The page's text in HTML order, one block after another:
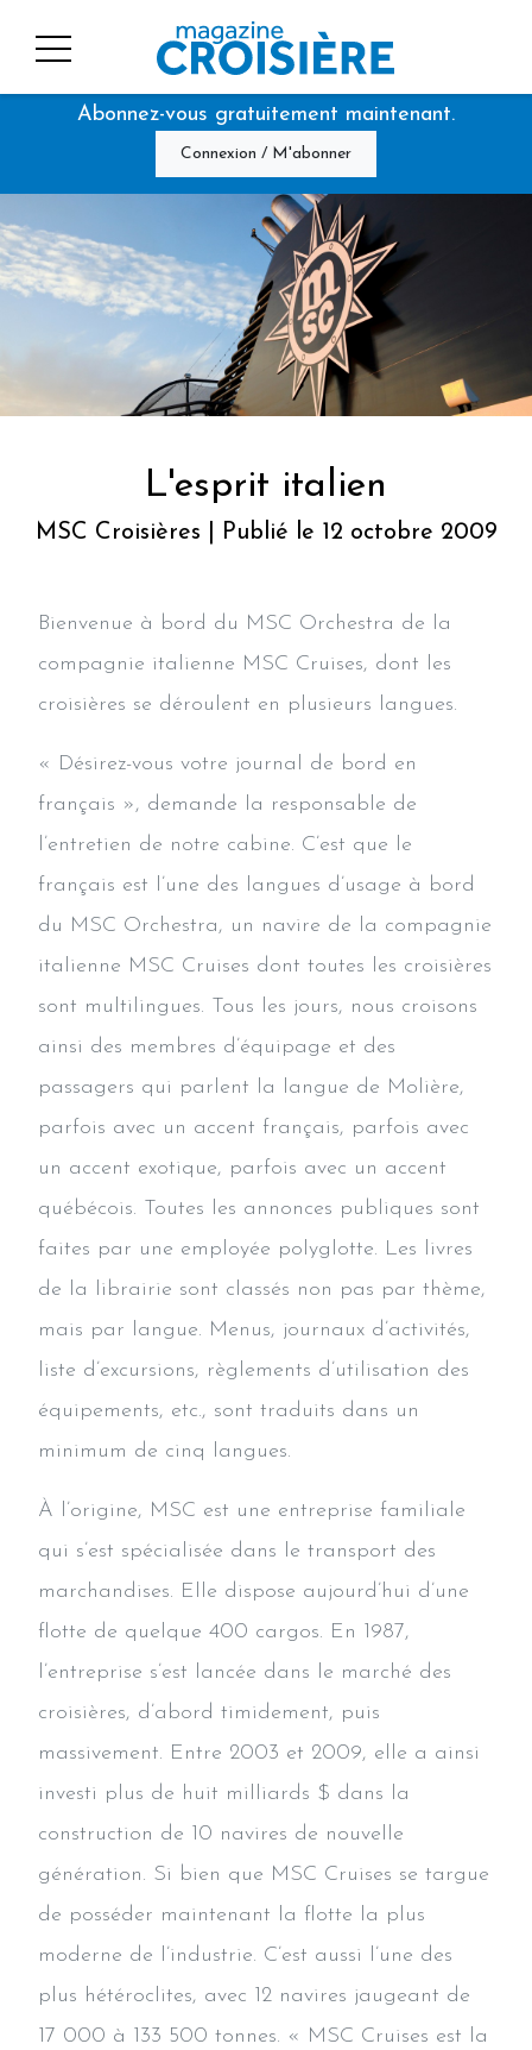
Abonnez-vous gratuitement maintenant.
Connexion / M'abonner
L'esprit italien
MSC Croisières | Publié le 12 octobre 2009
Bienvenue à bord du MSC Orchestra de la
compagnie italienne MSC Cruises, dont les
croisières se déroulent en plusieurs langues.
« Désirez-vous votre journal de bord en
français », demande la responsable de
l’entretien de notre cabine. C’est que le
français est l’une des langues d’usage à bord
du MSC Orchestra, un navire de la compagnie
italienne MSC Cruises dont toutes les croisières
sont multilingues. Tous les jours, nous croisons
ainsi des membres d’équipage et des
passagers qui parlent la langue de Molière,
parfois avec un accent français, parfois avec
un accent exotique, parfois avec un accent
québécois. Toutes les annonces publiques sont
faites par une employée polyglotte. Les livres
de la librairie sont classés non pas par thème,
mais par langue. Menus, journaux d’activités,
liste d’excursions, règlements d’utilisation des
équipements, etc., sont traduits dans un
minimum de cinq langues.
À l’origine, MSC est une entreprise familiale
qui s’est spécialisée dans le transport des
marchandises. Elle dispose aujourd’hui d’une
flotte de quelque 400 cargos. En 1987,
l’entreprise s’est lancée dans le marché des
croisières, d’abord timidement, puis
massivement. Entre 2003 et 2009, elle a ainsi
investi plus de huit milliards $ dans la
construction de 10 navires de nouvelle
génération. Si bien que MSC Cruises se targue
de posséder maintenant la flotte la plus
moderne de l’industrie. C’est aussi l’une des
plus hétéroclites, avec 12 navires jaugeant de
17 000 à 133 500 tonnes. « MSC Cruises est la